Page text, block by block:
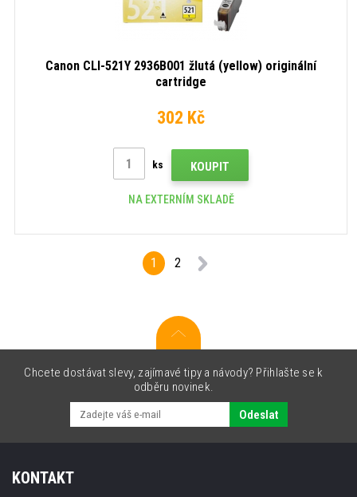
Canon CLI-521Y 2936B001 žlutá (yellow) originální
cartridge
302 Kč
ks KOUPIT
NA EXTERNÍM SKLADĚ
1 2
Chcete dostávat slevy, zajímavé tipy a návody? Přihlašte se k
odběru novinek.
Odeslat
KONTAKT